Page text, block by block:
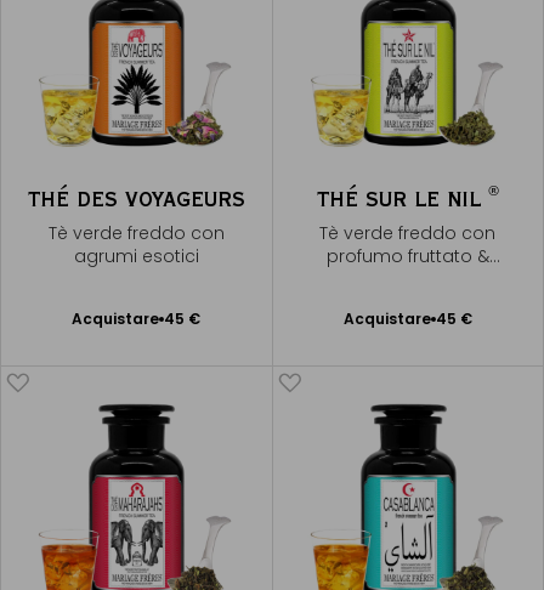
THÉ DES VOYAGEURS
Tè verde freddo con
agrumi esotici
Acquistare 45 €
Aggiungere
THÉ SUR LE NIL ®
Tè verde freddo con
profumo fruttato &
Acquistare 45 €
Aggiungere